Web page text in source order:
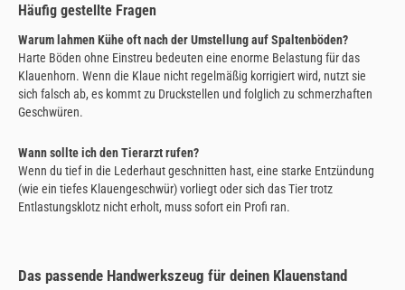
Häufig gestellte Fragen
Warum lahmen Kühe oft nach der Umstellung auf Spaltenböden?
Harte Böden ohne Einstreu bedeuten eine enorme Belastung für das
Klauenhorn. Wenn die Klaue nicht regelmäßig korrigiert wird, nutzt sie
sich falsch ab, es kommt zu Druckstellen und folglich zu schmerzhaften
Geschwüren.
Wann sollte ich den Tierarzt rufen?
Wenn du tief in die Lederhaut geschnitten hast, eine starke Entzündung
(wie ein tiefes Klauengeschwür) vorliegt oder sich das Tier trotz
Entlastungsklotz nicht erholt, muss sofort ein Profi ran.
Das passende Handwerkszeug für deinen Klauenstand